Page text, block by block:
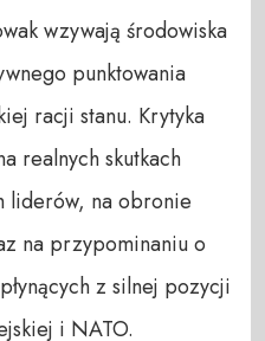
wzywają środowiska
punktowania
racji stanu. Krytyka
realnych skutkach
liderów, na obronie
na przypominaniu o
z silnej pozycji
i NATO.